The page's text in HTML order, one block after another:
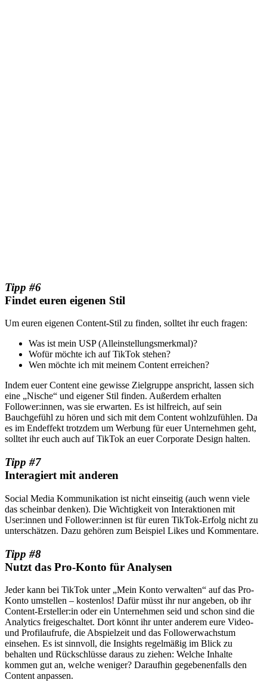
Tipp #6
Findet euren eigenen Stil
Um euren eigenen Content-Stil zu finden, solltet ihr euch fragen:
Was ist mein USP (Alleinstellungsmerkmal)?
Wofür möchte ich auf TikTok stehen?
Wen möchte ich mit meinem Content erreichen?
Indem euer Content eine gewisse Zielgruppe anspricht, lassen sich
eine „Nische“ und eigener Stil finden. Außerdem erhalten
Follower:innen, was sie erwarten. Es ist hilfreich, auf sein
Bauchgefühl zu hören und sich mit dem Content wohlzufühlen. Da
es im Endeffekt trotzdem um Werbung für euer Unternehmen geht,
solltet ihr euch auch auf TikTok an euer Corporate Design halten.
Tipp #7
Interagiert mit anderen
Social Media Kommunikation ist nicht einseitig (auch wenn viele
das scheinbar denken). Die Wichtigkeit von Interaktionen mit
User:innen und Follower:innen ist für euren TikTok-Erfolg nicht zu
unterschätzen. Dazu gehören zum Beispiel Likes und Kommentare.
Tipp #8
Nutzt das Pro-Konto für Analysen
Jeder kann bei TikTok unter „Mein Konto verwalten“ auf das Pro-
Konto umstellen – kostenlos! Dafür müsst ihr nur angeben, ob ihr
Content-Ersteller:in oder ein Unternehmen seid und schon sind die
Analytics freigeschaltet. Dort könnt ihr unter anderem eure Video-
und Profilaufrufe, die Abspielzeit und das Followerwachstum
einsehen. Es ist sinnvoll, die Insights regelmäßig im Blick zu
behalten und Rückschlüsse daraus zu ziehen: Welche Inhalte
kommen gut an, welche weniger? Daraufhin gegebenenfalls den
Content anpassen.